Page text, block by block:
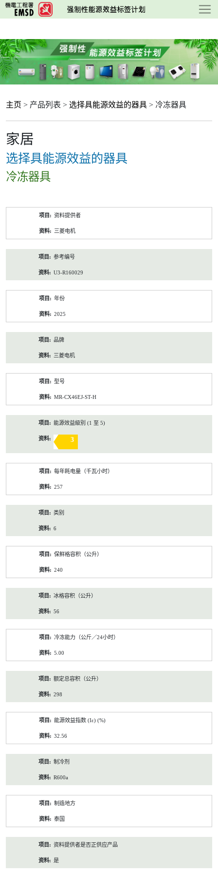
跳
至
要
内
容
主页 > 产品列表 > 选择具能源效益的器具 > 冷冻器具
家居
选择具能源效益的器具
冷冻器具
资料提供者
三菱电机
参考编号
U3-R160029
年份
2025
品牌
三菱电机
型号
MR-CX46EJ-ST-H
能源效益級別 (1 至 5)
3
每年耗电量（千瓦小时）
257
类别
6
保鲜格容积（公升）
240
冰格容积（公升）
56
冷冻能力（公斤／24小时）
5.00
额定总容积（公升）
298
能源效益指数 (Iε) (%)
32.56
制冷剂
R600a
制造地方
泰国
资料提供者是否正供应产品
是